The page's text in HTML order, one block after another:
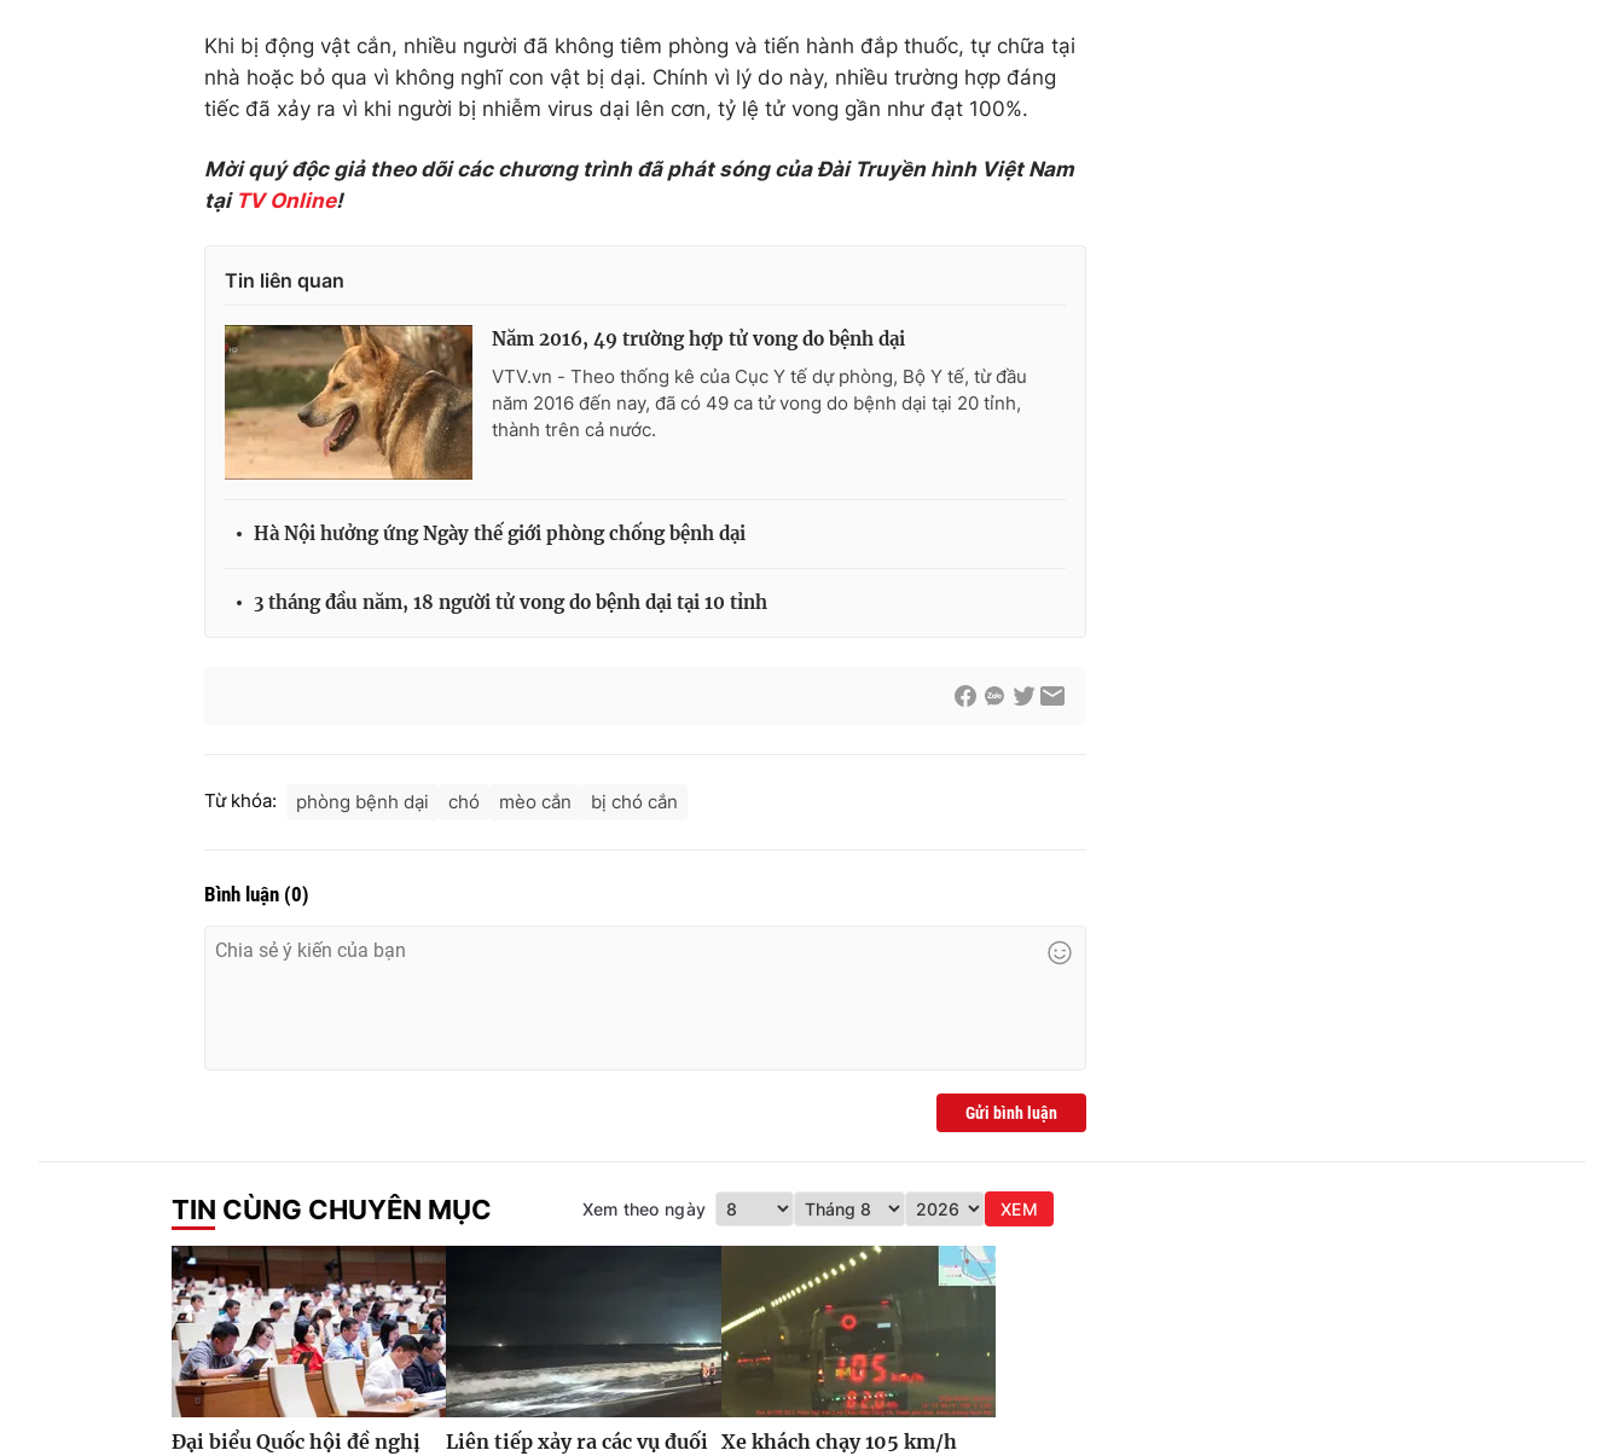
Khi bị động vật cắn, nhiều người đã không tiêm phòng và tiến hành đắp thuốc, tự chữa tại
nhà hoặc bỏ qua vì không nghĩ con vật bị dại. Chính vì lý do này, nhiều trường hợp đáng
tiếc đã xảy ra vì khi người bị nhiễm virus dại lên cơn, tỷ lệ tử vong gần như đạt 100%.
Mời quý độc giả theo dõi các chương trình đã phát sóng của Đài Truyền hình Việt Nam
tại TV Online!
Tin liên quan
Năm 2016, 49 trường hợp tử vong do bệnh dại
VTV.vn - Theo thống kê của Cục Y tế dự phòng, Bộ Y tế, từ đầu
năm 2016 đến nay, đã có 49 ca tử vong do bệnh dại tại 20 tỉnh,
thành trên cả nước.
Hà Nội hưởng ứng Ngày thế giới phòng chống bệnh dại
3 tháng đầu năm, 18 người tử vong do bệnh dại tại 10 tỉnh
Từ khóa: phòng bệnh dại chó mèo cắn bị chó cắn
Bình luận (0)
Gửi bình luận
TIN CÙNG CHUYÊN MỤC Xem theo ngày XEM
Đại biểu Quốc hội đề nghị
Liên tiếp xảy ra các vụ đuối Xe khách chạy 105 km/h